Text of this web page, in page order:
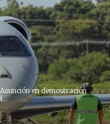
en demostración